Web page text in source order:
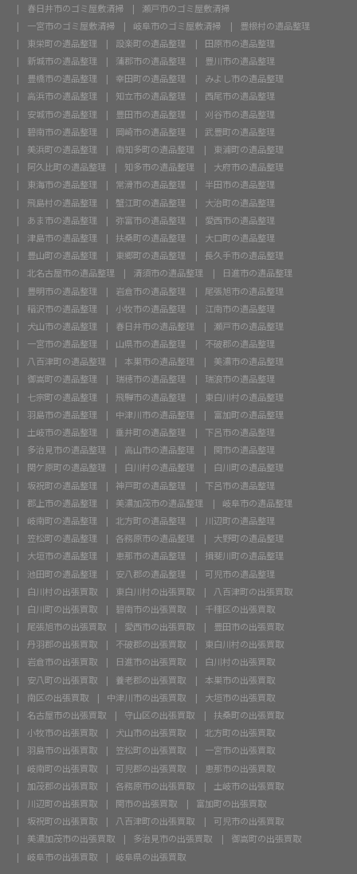
春日井市のゴミ屋敷清掃
瀬戸市のゴミ屋敷清掃
一宮市のゴミ屋敷清掃
岐阜市のゴミ屋敷清掃
豊根村の遺品整理
東栄町の遺品整理
設楽町の遺品整理
田原市の遺品整理
新城市の遺品整理
蒲郡市の遺品整理
豊川市の遺品整理
豊橋市の遺品整理
幸田町の遺品整理
みよし市の遺品整理
高浜市の遺品整理
知立市の遺品整理
西尾市の遺品整理
安城市の遺品整理
豊田市の遺品整理
刈谷市の遺品整理
碧南市の遺品整理
岡崎市の遺品整理
武豊町の遺品整理
美浜町の遺品整理
南知多町の遺品整理
東浦町の遺品整理
阿久比町の遺品整理
知多市の遺品整理
大府市の遺品整理
東海市の遺品整理
常滑市の遺品整理
半田市の遺品整理
飛島村の遺品整理
蟹江町の遺品整理
大治町の遺品整理
あま市の遺品整理
弥富市の遺品整理
愛西市の遺品整理
津島市の遺品整理
扶桑町の遺品整理
大口町の遺品整理
豊山町の遺品整理
東郷町の遺品整理
長久手市の遺品整理
北名古屋市の遺品整理
清須市の遺品整理
日進市の遺品整理
豊明市の遺品整理
岩倉市の遺品整理
尾張旭市の遺品整理
稲沢市の遺品整理
小牧市の遺品整理
江南市の遺品整理
犬山市の遺品整理
春日井市の遺品整理
瀬戸市の遺品整理
一宮市の遺品整理
山県市の遺品整理
不破郡の遺品整理
八百津町の遺品整理
本巣市の遺品整理
美濃市の遺品整理
御嵩町の遺品整理
瑞穂市の遺品整理
瑞浪市の遺品整理
七宗町の遺品整理
飛騨市の遺品整理
東白川村の遺品整理
羽島市の遺品整理
中津川市の遺品整理
富加町の遺品整理
土岐市の遺品整理
垂井町の遺品整理
下呂市の遺品整理
多治見市の遺品整理
高山市の遺品整理
関市の遺品整理
関ケ原町の遺品整理
白川村の遺品整理
白川町の遺品整理
坂祝町の遺品整理
神戸町の遺品整理
下呂市の遺品整理
郡上市の遺品整理
美濃加茂市の遺品整理
岐阜市の遺品整理
岐南町の遺品整理
北方町の遺品整理
川辺町の遺品整理
笠松町の遺品整理
各務原市の遺品整理
大野町の遺品整理
大垣市の遺品整理
恵那市の遺品整理
揖斐川町の遺品整理
池田町の遺品整理
安八郡の遺品整理
可児市の遺品整理
白川村の出張買取
東白川村の出張買取
八百津町の出張買取
白川町の出張買取
碧南市の出張買取
千種区の出張買取
尾張旭市の出張買取
愛西市の出張買取
豊田市の出張買取
丹羽郡の出張買取
不破郡の出張買取
東白川村の出張買取
岩倉市の出張買取
日進市の出張買取
白川村の出張買取
安八町の出張買取
養老郡の出張買取
本巣市の出張買取
南区の出張買取
中津川市の出張買取
大垣市の出張買取
名古屋市の出張買取
守山区の出張買取
扶桑町の出張買取
小牧市の出張買取
犬山市の出張買取
北方町の出張買取
羽島市の出張買取
笠松町の出張買取
一宮市の出張買取
岐南町の出張買取
可児郡の出張買取
恵那市の出張買取
加茂郡の出張買取
各務原市の出張買取
土岐市の出張買取
川辺町の出張買取
関市の出張買取
富加町の出張買取
坂祝町の出張買取
八百津町の出張買取
可児市の出張買取
美濃加茂市の出張買取
多治見市の出張買取
御嵩町の出張買取
岐阜市の出張買取
岐阜県の出張買取